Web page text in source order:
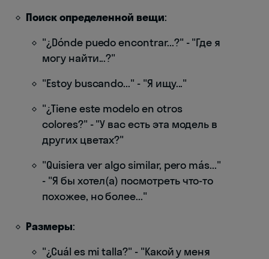
Поиск определенной вещи:
"¿Dónde puedo encontrar...?" - "Где я
могу найти...?"
"Estoy buscando..." - "Я ищу..."
"¿Tiene este modelo en otros
colores?" - "У вас есть эта модель в
других цветах?"
"Quisiera ver algo similar, pero más..."
- "Я бы хотел(а) посмотреть что-то
похожее, но более..."
Размеры:
"¿Cuál es mi talla?" - "Какой у меня